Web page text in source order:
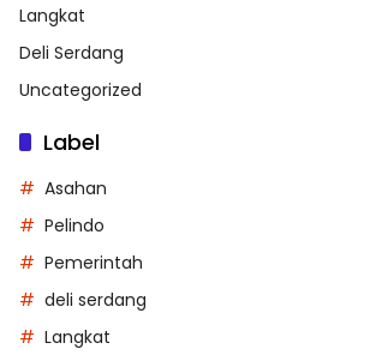
Langkat
Deli Serdang
Uncategorized
Label
Asahan
Pelindo
Pemerintah
deli serdang
Langkat